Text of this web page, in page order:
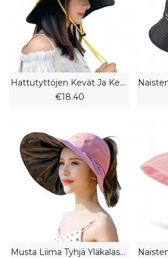
Hattutyttöjen Kevät Ja Kesä Opiskelija Kaksipuolinen Kalastajahattu Taitettava Naisten Ulkona Iso Räystäs
€18.40
Musta Liima Tyhjä Yläkalastajahattu 2023 Uusi Naisten Kevät Ja Kesä Aurinkosuoja Taitettava Poninhäntä Kalastajahattu